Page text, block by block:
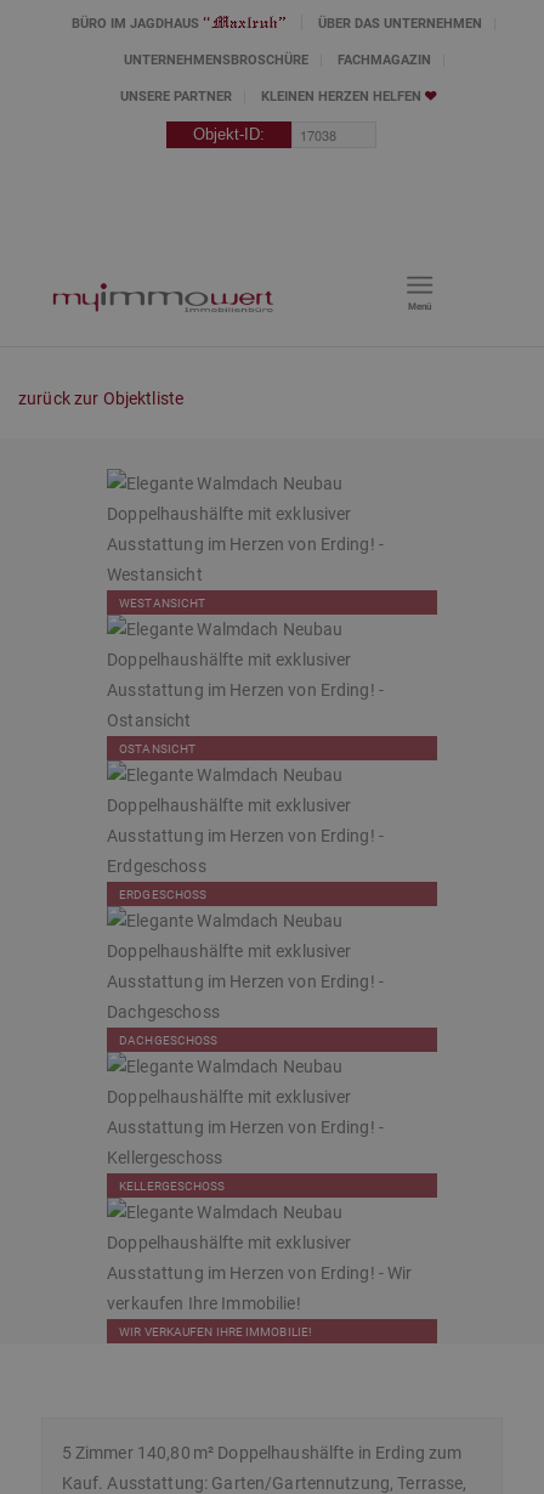
BÜRO IM JAGDHAUS ÜBER DAS UNTERNEHMEN
UNTERNEHMENSBROSCHÜRE FACHMAGAZIN
UNSERE PARTNER KLEINEN HERZEN HELFEN
Menü
zurück zur Objektliste
WESTANSICHT
OSTANSICHT
ERDGESCHOSS
DACHGESCHOSS
KELLERGESCHOSS
WIR VERKAUFEN IHRE IMMOBILIE!
5 Zimmer 140,80 m² Doppelhaushälfte in Erding zum
Kauf. Ausstattung: Garten/Gartennutzung, Terrasse,